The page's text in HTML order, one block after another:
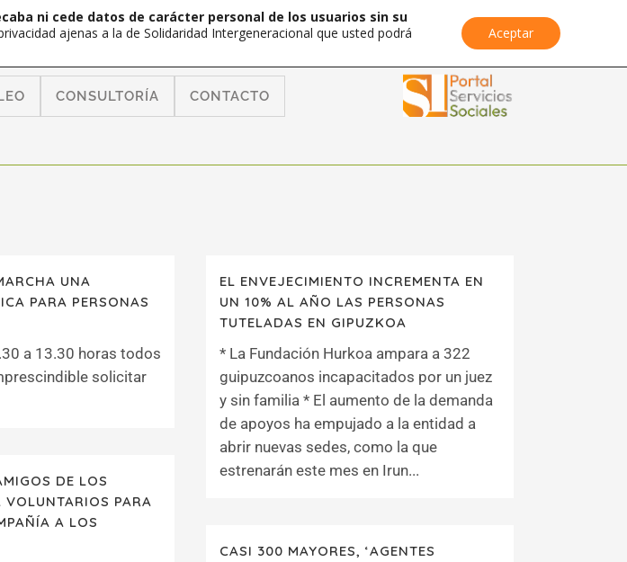
CONSULTORÍA CONTACTO
UNA
PARA PERSONAS
a 13.30 horas todos
solicitar
EL ENVEJECIMIENTO INCREMENTA EN
UN 10% AL AÑO LAS PERSONAS
TUTELADAS EN GIPUZKOA
* La Fundación Hurkoa ampara a 322
guipuzcoanos incapacitados por un juez
y sin familia * El aumento de la demanda
de apoyos ha empujado a la entidad a
abrir nuevas sedes, como la que
estrenarán este mes en Irun...
DE LOS
VOLUNTARIOS PARA
A LOS
CASI 300 MAYORES, ‘AGENTES
ni cede datos de carácter personal de los usuarios sin su
ajenas a la de Solidaridad Intergeneracional que usted podrá
Aceptar